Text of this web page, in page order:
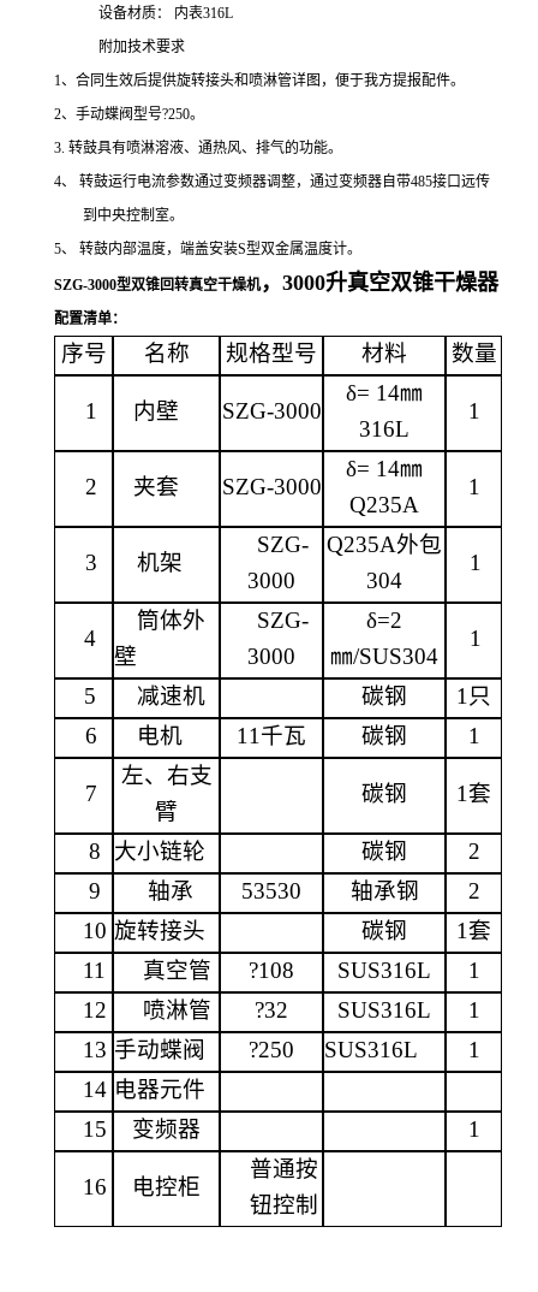
设备材质： 内表316L
附加技术要求
1、合同生效后提供旋转接头和喷淋管详图，便于我方提报配件。
2、手动蝶阀型号?250。
3. 转鼓具有喷淋溶液、通热风、排气的功能。
4、 转鼓运行电流参数通过变频器调整，通过变频器自带485接口远传
到中央控制室。
5、 转鼓内部温度，端盖安装S型双金属温度计。
SZG-3000型双锥回转真空干燥机， 3000升真空双锥干燥器
配置清单：
序号 名称 规格型号 材料 数量
1 内壁 SZG-3000
δ= 14㎜
316L
1
2 夹套 SZG-3000
δ= 14㎜
Q235A
1
3 机架
SZG-
3000
Q235A外包
304
1
4
筒体外
壁
SZG-
3000
δ=2
㎜/SUS304
1
5 减速机 碳钢
1只
6
电机 11千瓦 碳钢 1
7
左、右支
臂
碳钢 1套
8 大小链轮 碳钢
2
9
轴承 53530 轴承钢
2
10 旋转接头 碳钢
1套
11
真空管 ?108 SUS316L
1
12
喷淋管 ?32 SUS316L
1
13 手动蝶阀 ?250 SUS316L
1
14 电器元件
15
变频器 1
16 电控柜
普通按
钮控制